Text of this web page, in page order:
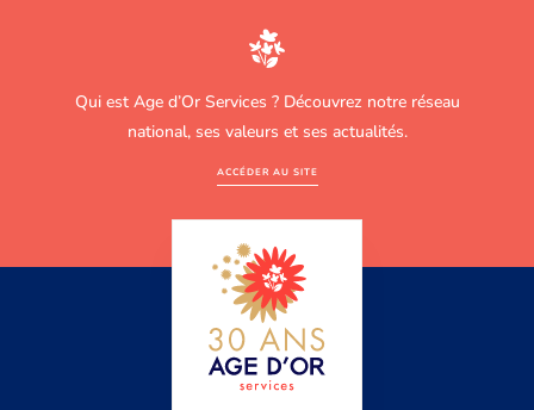
Qui est Age d’Or Services ? Découvrez notre réseau
national, ses valeurs et ses actualités.
ACCÉDER AU SITE